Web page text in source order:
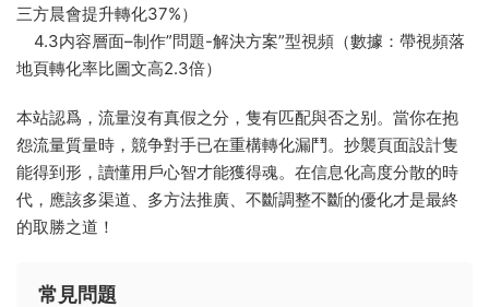
三方晨會提升轉化37%）
4.3内容層面–制作”問題-解決方案”型視頻（數據：帶視頻落
地頁轉化率比圖文高2.3倍）
本站認爲，流量沒有真假之分，隻有匹配與否之别。當你在抱
怨流量質量時，競争對手已在重構轉化漏鬥。抄襲頁面設計隻
能得到形，讀懂用戶心智才能獲得魂。在信息化高度分散的時
代，應該多渠道、多方法推廣、不斷調整不斷的優化才是最終
的取勝之道！
常見問題